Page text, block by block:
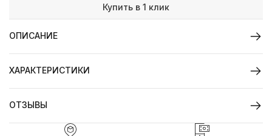
Купить в 1 клик
ОПИСАНИЕ
ХАРАКТЕРИСТИКИ
ОТЗЫВЫ